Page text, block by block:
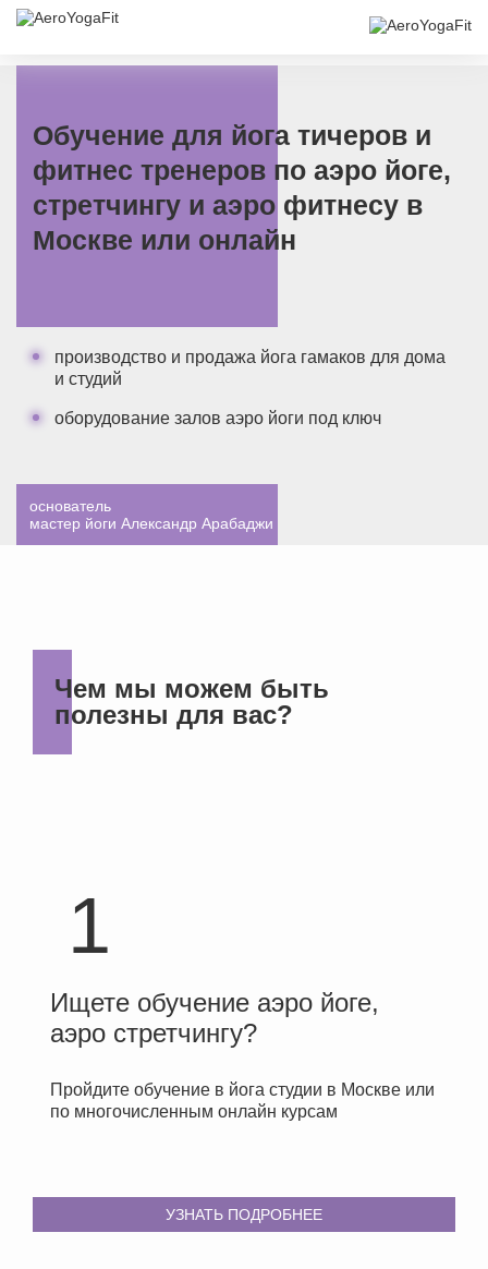
Обучение для йога тичеров и
фитнес тренеров по аэро йоге,
стретчингу и аэро фитнесу в
Москве или онлайн
производство и продажа йога гамаков для дома
и студий
оборудование залов аэро йоги под ключ
основатель
мастер йоги Александр Арабаджи
Чем мы можем быть
полезны для вас?
1
Ищете обучение аэро йоге,
аэро стретчингу?
Пройдите обучение в йога студии в Москве или
по многочисленным онлайн курсам
УЗНАТЬ ПОДРОБНЕЕ